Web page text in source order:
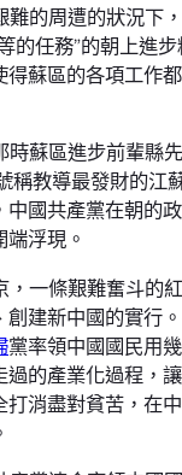
難的周遭的狀況下
的任務”的朝上進
得蘇區的各項工作
時蘇區進步前輩縣
稱教導最發財的江
中國共產黨在朝的
浮現。
，一條艱難奮斗的
建新中國的實行
黨率領中國國民用
的產業化過程，
打消盡對貧苦，在